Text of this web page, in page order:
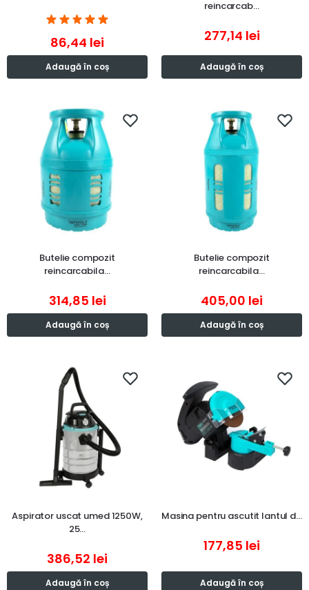
86,44 lei
Adaugă în coș
reincarcab…
277,14 lei
Adaugă în coș
Butelie compozit
reincarcabila…
314,85 lei
Adaugă în coș
Butelie compozit
reincarcabila…
405,00 lei
Adaugă în coș
Aspirator uscat umed 1250W,
25…
386,52 lei
Adaugă în coș
Masina pentru ascutit lantul d…
177,85 lei
Adaugă în coș